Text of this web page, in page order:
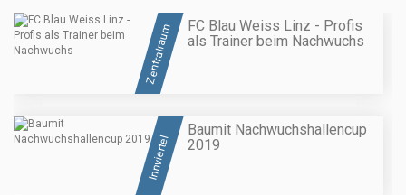
Zentralraum
FC Blau Weiss Linz - Profis
als Trainer beim Nachwuchs
Innviertel
Baumit Nachwuchshallencup
2019